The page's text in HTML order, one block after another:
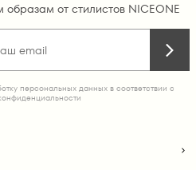
образам от стилистов NICEONE
персональных данных в соответствии с